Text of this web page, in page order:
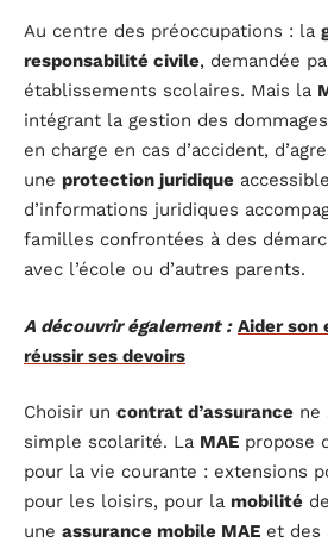
Au centre des préoccupations : la
responsabilité civile, demandée
établissements scolaires. Mais la
intégrant la gestion des
en charge en cas d’accident,
une protection juridique
d’informations juridiques
familles confrontées à des
avec l’école ou d’autres parents.
A découvrir également : Aider son
réussir ses devoirs
Choisir un contrat d’assurance ne
simple scolarité. La MAE propose
pour la vie courante : extensions
pour les loisirs, pour la mobilité
une assurance mobile MAE et des